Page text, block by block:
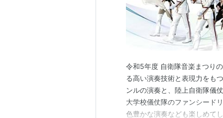
令和5年度 自衛隊音楽まつり
る高い演奏技術と表現力をも
ンルの演奏と、陸上自衛隊儀
大学校儀仗隊のファンシード
色豊かな演奏なども楽しめて